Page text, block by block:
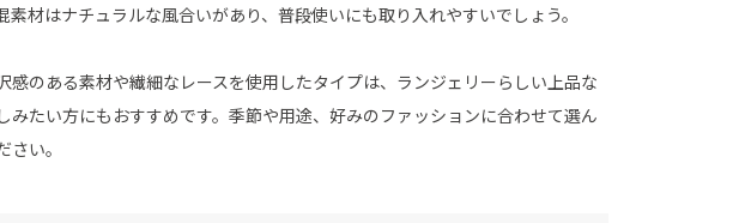
素材はナチュラルな風合いがあり、普段使いにも取り入れやすいでしょう。
感のある素材や繊細なレースを使用したタイプは、ランジェリーらしい上品な
みたい方にもおすすめです。季節や用途、好みのファッションに合わせて選ん
さい。